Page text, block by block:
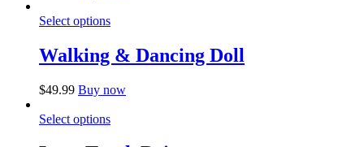
Select options
Walking & Dancing Doll
$49.99 Buy now
Select options